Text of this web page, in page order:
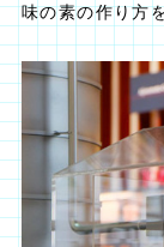
味の素の作り方